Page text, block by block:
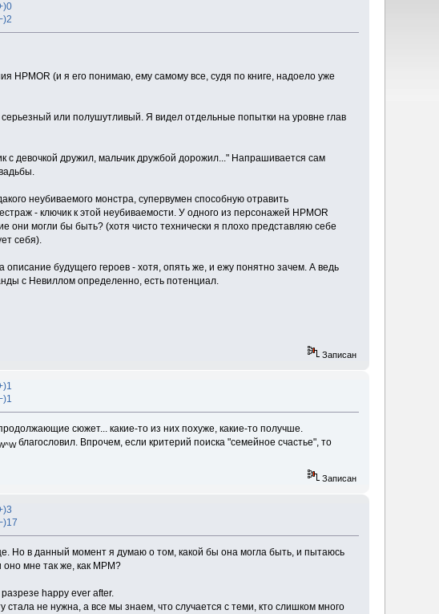
HPMOR (и я его понимаю, ему самому все, судя по книге, надоело уже
или полушутливый. Я видел отдельные попытки на уровне глав
с девочкой дружил, мальчик дружбой дорожил..." Напрашивается сам
неубиваемого монстра, супервумен способную отравить
- ключик к этой неубиваемости. У одного из персонажей HPMOR
они могли бы быть? (хотя чисто технически я плохо представляю себе
себя).
будущего героев - хотя, опять же, и ежу понятно зачем. А ведь
с Невиллом определенно, есть потенциал.
Записан
сюжет... какие-то из них похуже, какие-то получше.
благословил. Впрочем, если критерий поиска "семейное счастье", то
Записан
Но в данный момент я думаю о том, какой бы она могла быть, и пытаюсь
оно мне так же, как МРМ?
happy ever after.
стала не нужна, а все мы знаем, что случается с теми, кто слишком много